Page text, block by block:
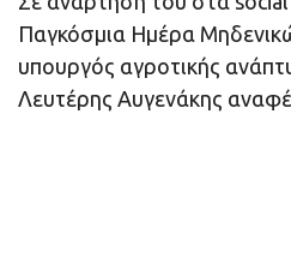
Παγκόσμια Ημέρα
υπουργός αγροτικής
Λευτέρης Αυγενάκης